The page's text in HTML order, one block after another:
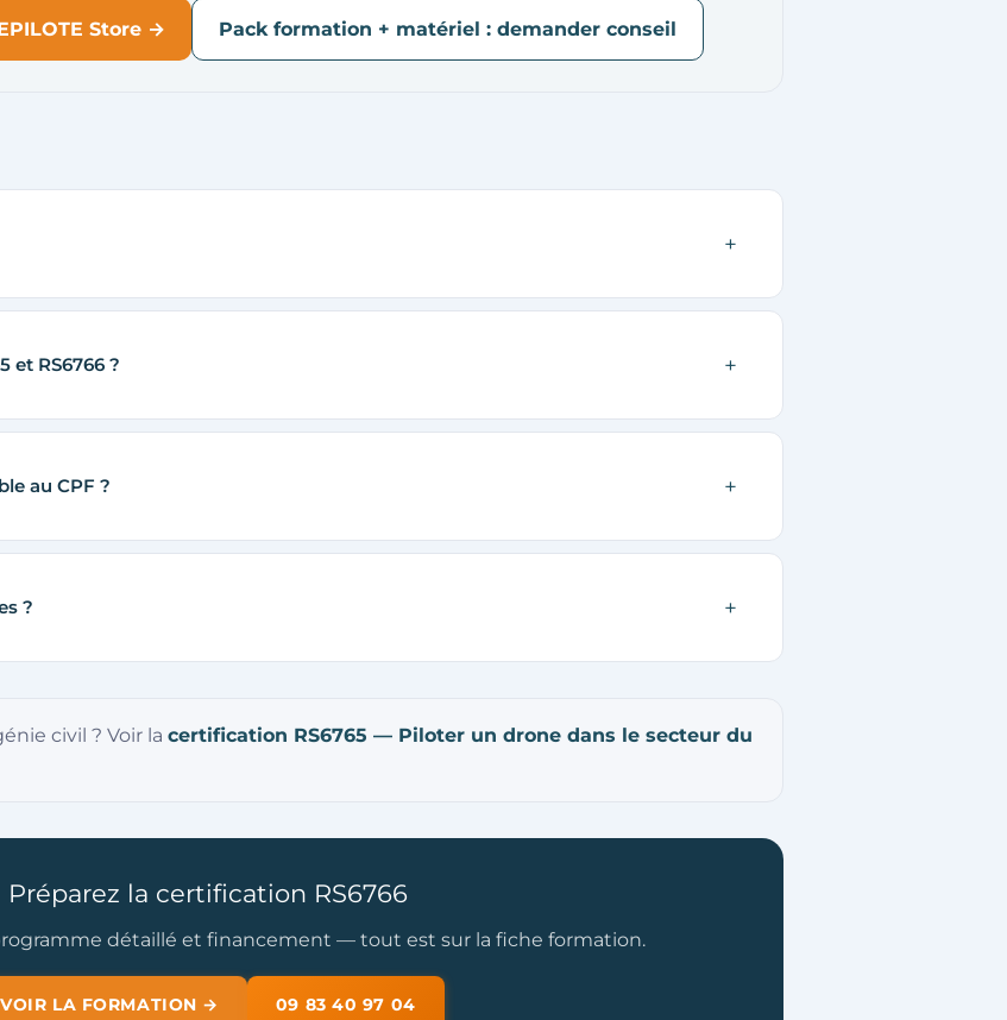
Store → Pack formation + matériel : demander conseil
et RS6766 ?
au CPF ?
?
civil ? Voir la certification RS6765 — Piloter un drone dans le secteur du
Préparez la certification RS6766
détaillé et financement — tout est sur la fiche formation.
VOIR LA FORMATION → 09 83 40 97 04